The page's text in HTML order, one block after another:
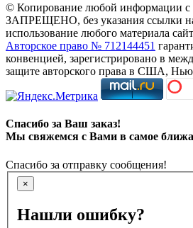
© Копирование любой информации
ЗАПРЕЩЕНО, без указания ссылки
использование любого материала
Авторское право № 712144451
конвенцией, зарегистрировано в
защите авторского права в США,
Спасибо за Ваш заказ!
Мы свяжемся с Вами в самое
Спасибо за отправку сообщения!
×
Нашли ошибку?